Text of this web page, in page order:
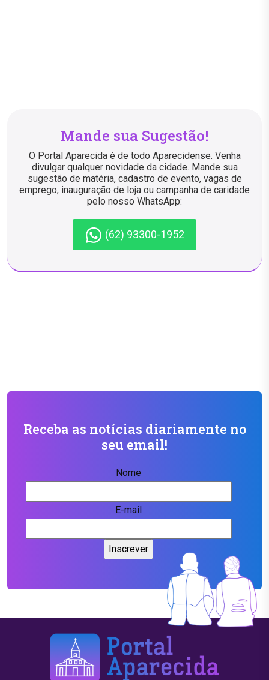
Mande sua Sugestão!
O Portal Aparecida é de todo Aparecidense. Venha
divulgar qualquer novidade da cidade. Mande sua
sugestão de matéria, cadastro de evento, vagas de
emprego, inauguração de loja ou campanha de caridade
pelo nosso WhatsApp:
(62) 93300-1952
Receba as notícias diariamente no
seu email!
Nome
E-mail